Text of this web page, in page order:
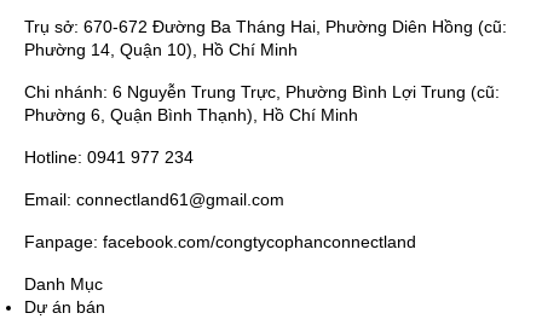
Trụ sở: 670-672 Đường Ba Tháng Hai, Phường Diên Hồng (cũ:
Phường 14, Quận 10), Hồ Chí Minh
Chi nhánh: 6 Nguyễn Trung Trực, Phường Bình Lợi Trung (cũ:
Phường 6, Quận Bình Thạnh), Hồ Chí Minh
Hotline: 0941 977 234
Email: connectland61@gmail.com
Fanpage: facebook.com/congtycophanconnectland
Danh Mục
Dự án bán